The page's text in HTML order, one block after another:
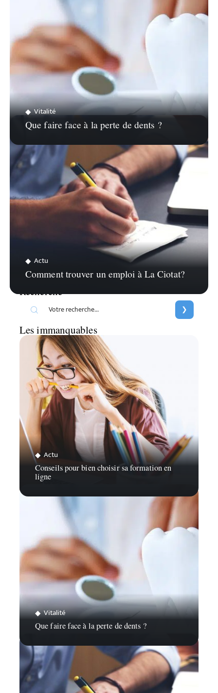
Vitalité
Que faire face à la perte de dents ?
Actu
Comment trouver un emploi à La Ciotat?
Recherche
Les immanquables
Actu
Conseils pour bien choisir sa formation en
ligne
Vitalité
Que faire face à la perte de dents ?